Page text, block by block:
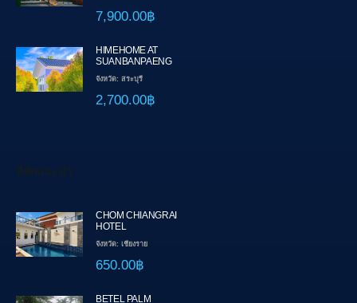
7,900.00฿
HIMEHOME AT
SUANBANPAENG
จังหวัด: สระบุรี
2,700.00฿
ที่พักแนะนำ
CHOM CHIANGRAI
HOTEL
จังหวัด: เชียงราย
650.00฿
BETEL PALM